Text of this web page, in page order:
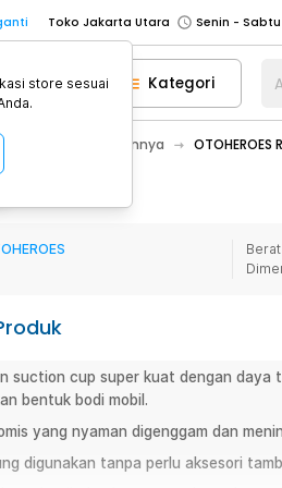
Toko Jakarta Utara
Toko Tangerang
Toko Cikupa
Pick n Go Jakarta Barat
Senin -
Pick n Go Bekasi
Senin - Jumat
Senin - Jumat
Senin -
Toko Jakarta Barat
Senin -
Toko Tangerang
Pick n Go Jakarta Barat
Senin -
Kategori
Aksesoris Mobil Lainnya
suction cup super kuat dengan
bentuk bodi mobil.
yang nyaman digenggam dan
digunakan tanpa perlu aksesori
store sesuai